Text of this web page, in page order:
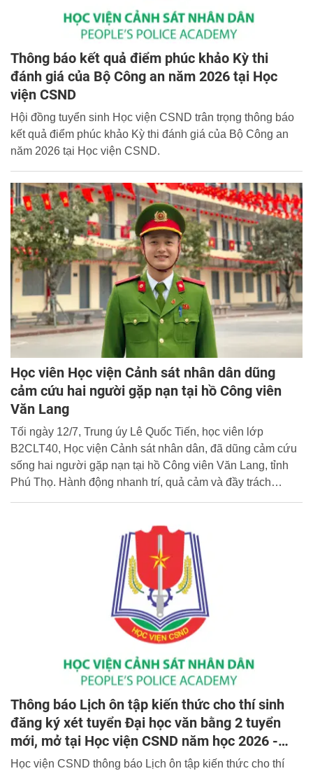
Thông báo kết quả điểm phúc khảo Kỳ thi
đánh giá của Bộ Công an năm 2026 tại Học
viện CSND
Hội đồng tuyển sinh Học viện CSND trân trọng thông báo
kết quả điểm phúc khảo Kỳ thi đánh giá của Bộ Công an
năm 2026 tại Học viện CSND.
Học viên Học viện Cảnh sát nhân dân dũng
cảm cứu hai người gặp nạn tại hồ Công viên
Văn Lang
Tối ngày 12/7, Trung úy Lê Quốc Tiến, học viên lớp
B2CLT40, Học viện Cảnh sát nhân dân, đã dũng cảm cứu
sống hai người gặp nạn tại hồ Công viên Văn Lang, tỉnh
Phú Thọ. Hành động nhanh trí, quả cảm và đầy trách
văn, luôn sẵn sàng vì Nhân dân phục vụ.
Thông báo Lịch ôn tập kiến thức cho thí sinh
đăng ký xét tuyển Đại học văn bằng 2 tuyển
mới, mở tại Học viện CSND năm học 2026 -
2027
Học viện CSND thông báo Lịch ôn tập kiến thức cho thí